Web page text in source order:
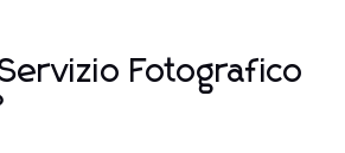
Fotografico